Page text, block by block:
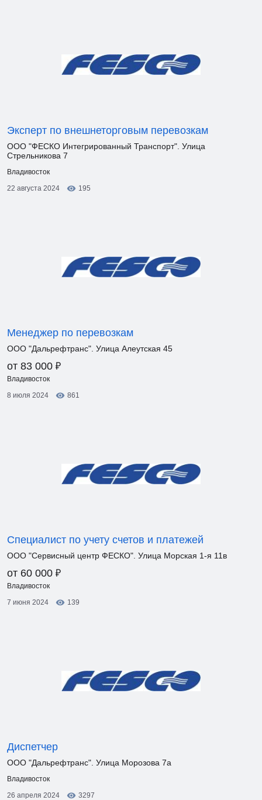
Эксперт по внешнеторговым перевозкам
ООО "ФЕСКО Интегрированный Транспорт". Улица
Стрельникова 7
Владивосток
22 августа 2024
195
Менеджер по перевозкам
ООО "Дальрефтранс". Улица Алеутская 45
от 83 000 ₽
Владивосток
8 июля 2024
861
Специалист по учету счетов и платежей
ООО "Сервисный центр ФЕСКО". Улица Морская 1-я 11в
от 60 000 ₽
Владивосток
7 июня 2024
139
Диспетчер
ООО "Дальрефтранс". Улица Морозова 7а
Владивосток
26 апреля 2024
3297